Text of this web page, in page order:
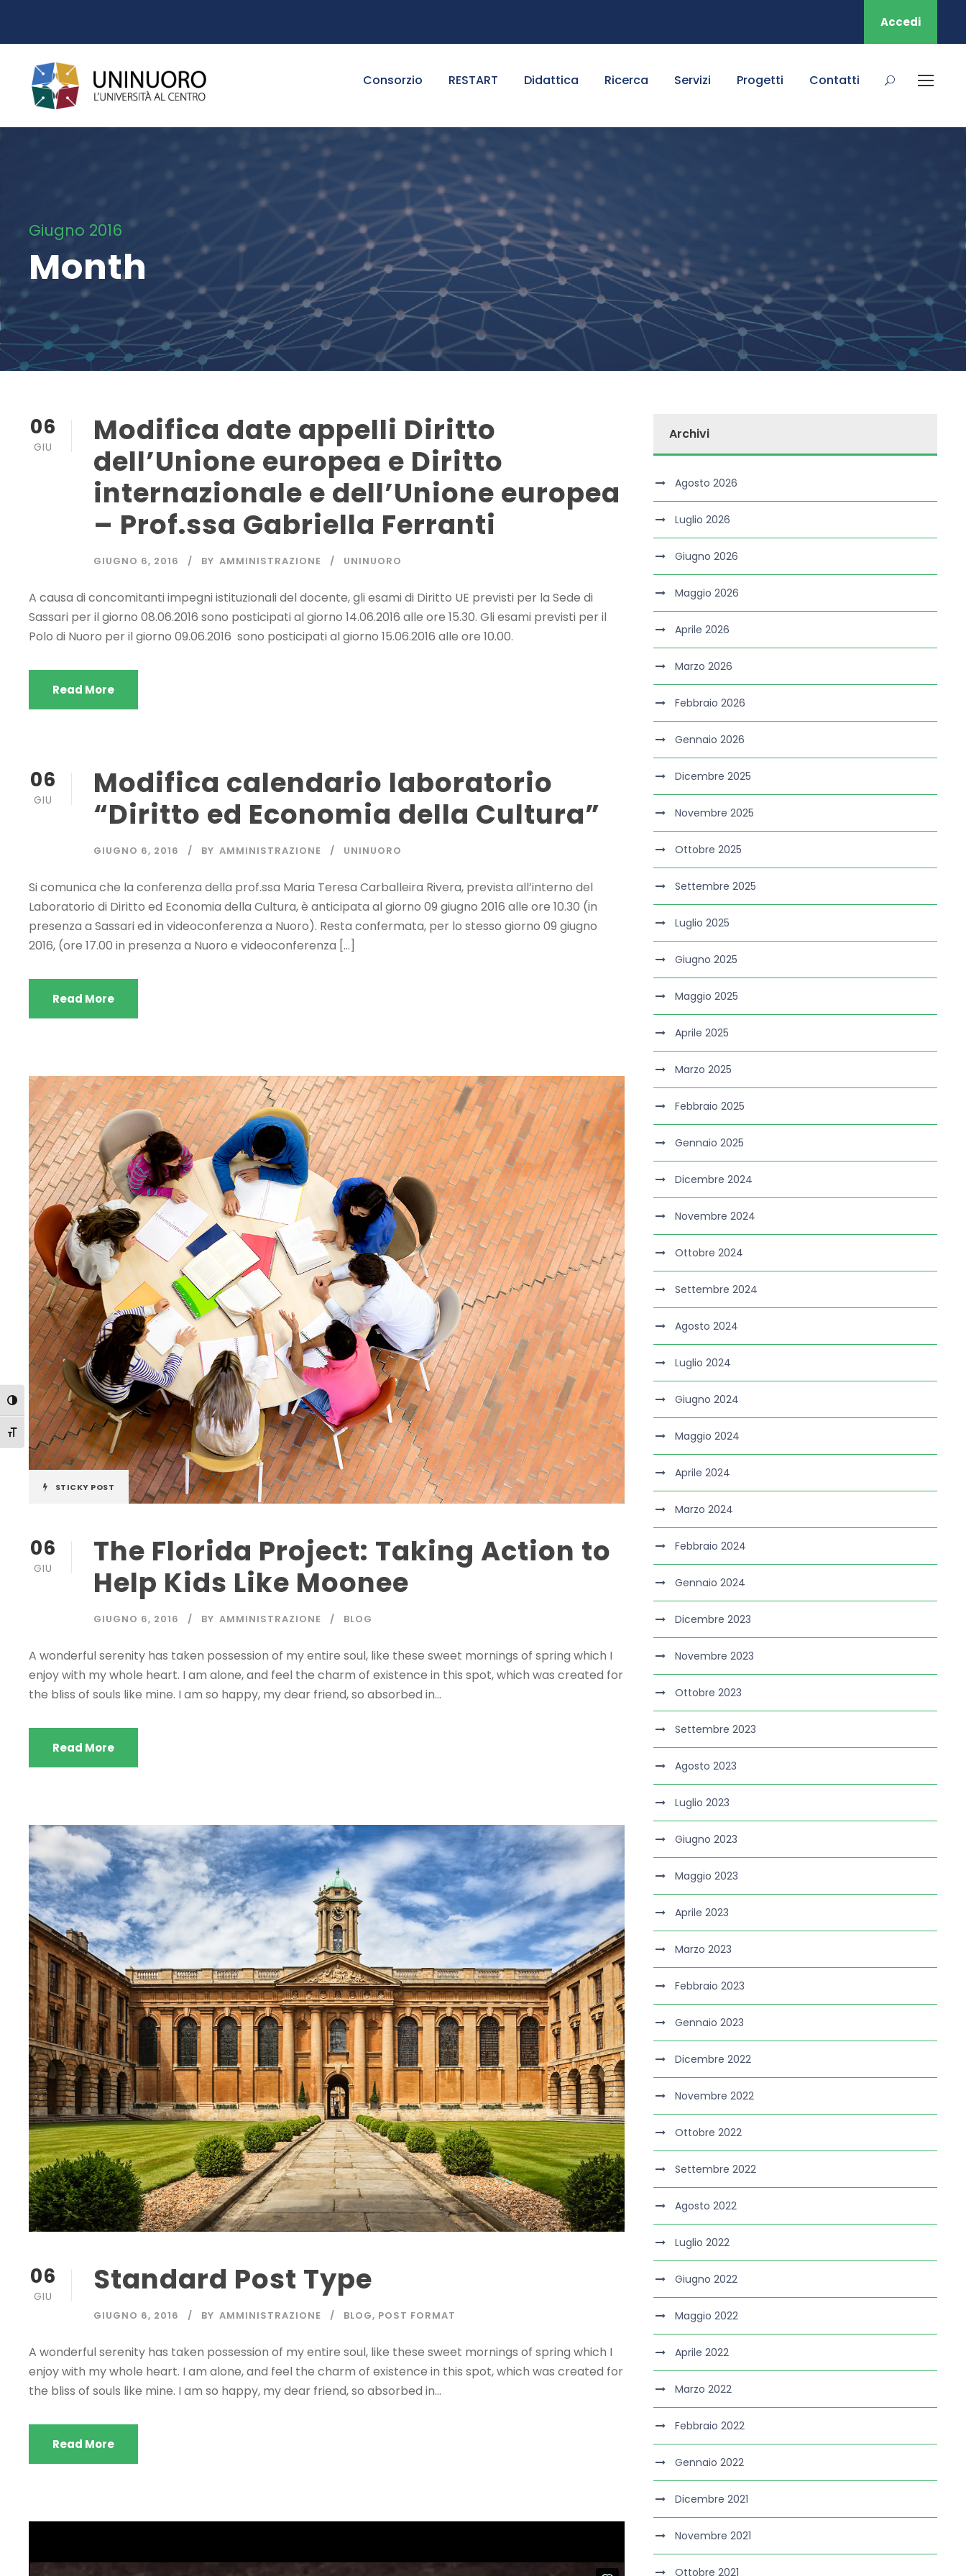
Attiva/disattiva alto contrasto
Attiva/disattiva dimensione testo
Accedi
Consorzio RESTART Didattica Ricerca Servizi Progetti Contatti
Giugno 2016
Month
06
GIU
Modifica date appelli Diritto
dell’Unione europea e Diritto
internazionale e dell’Unione europea
– Prof.ssa Gabriella Ferranti
GIUGNO 6, 2016 BY AMMINISTRAZIONE UNINUORO
A causa di concomitanti impegni istituzionali del docente, gli esami di Diritto UE previsti per la Sede di
Sassari per il giorno 08.06.2016 sono posticipati al giorno 14.06.2016 alle ore 15.30. Gli esami previsti per il
Polo di Nuoro per il giorno 09.06.2016 sono posticipati al giorno 15.06.2016 alle ore 10.00.
Read More
06
GIU
Modifica calendario laboratorio
“Diritto ed Economia della Cultura”
GIUGNO 6, 2016 BY AMMINISTRAZIONE UNINUORO
Si comunica che la conferenza della prof.ssa Maria Teresa Carballeira Rivera, prevista all’interno del
Laboratorio di Diritto ed Economia della Cultura, è anticipata al giorno 09 giugno 2016 alle ore 10.30 (in
presenza a Sassari ed in videoconferenza a Nuoro). Resta confermata, per lo stesso giorno 09 giugno
2016, (ore 17.00 in presenza a Nuoro e videoconferenza […]
Read More
STICKY POST
06
GIU
The Florida Project: Taking Action to
Help Kids Like Moonee
GIUGNO 6, 2016 BY AMMINISTRAZIONE BLOG
A wonderful serenity has taken possession of my entire soul, like these sweet mornings of spring which I
enjoy with my whole heart. I am alone, and feel the charm of existence in this spot, which was created for
the bliss of souls like mine. I am so happy, my dear friend, so absorbed in...
Read More
06
GIU Standard Post Type
GIUGNO 6, 2016 BY AMMINISTRAZIONE BLOG, POST FORMAT
A wonderful serenity has taken possession of my entire soul, like these sweet mornings of spring which I
enjoy with my whole heart. I am alone, and feel the charm of existence in this spot, which was created for
the bliss of souls like mine. I am so happy, my dear friend, so absorbed in...
Read More
Archivi
Agosto 2026
Luglio 2026
Giugno 2026
Maggio 2026
Aprile 2026
Marzo 2026
Febbraio 2026
Gennaio 2026
Dicembre 2025
Novembre 2025
Ottobre 2025
Settembre 2025
Luglio 2025
Giugno 2025
Maggio 2025
Aprile 2025
Marzo 2025
Febbraio 2025
Gennaio 2025
Dicembre 2024
Novembre 2024
Ottobre 2024
Settembre 2024
Agosto 2024
Luglio 2024
Giugno 2024
Maggio 2024
Aprile 2024
Marzo 2024
Febbraio 2024
Gennaio 2024
Dicembre 2023
Novembre 2023
Ottobre 2023
Settembre 2023
Agosto 2023
Luglio 2023
Giugno 2023
Maggio 2023
Aprile 2023
Marzo 2023
Febbraio 2023
Gennaio 2023
Dicembre 2022
Novembre 2022
Ottobre 2022
Settembre 2022
Agosto 2022
Luglio 2022
Giugno 2022
Maggio 2022
Aprile 2022
Marzo 2022
Febbraio 2022
Gennaio 2022
Dicembre 2021
Novembre 2021
Ottobre 2021